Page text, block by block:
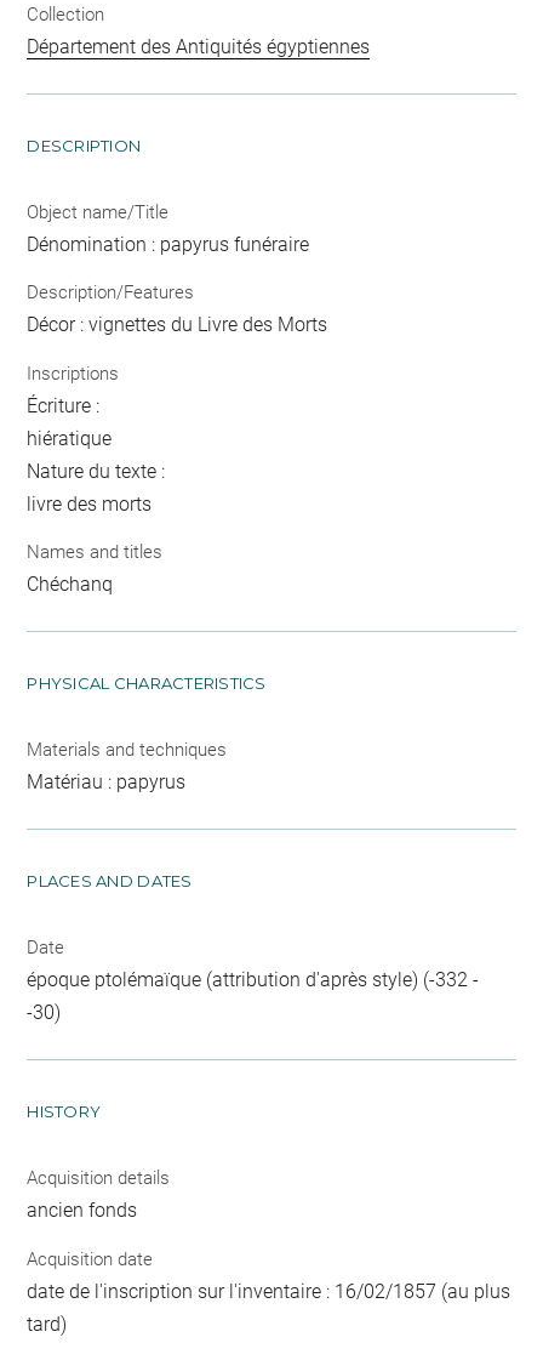
Collection
Département des Antiquités égyptiennes
DESCRIPTION
Object name/Title
Dénomination : papyrus funéraire
Description/Features
Décor : vignettes du Livre des Morts
Inscriptions
Écriture :
hiératique
Nature du texte :
livre des morts
Names and titles
Chéchanq
PHYSICAL CHARACTERISTICS
Materials and techniques
Matériau : papyrus
PLACES AND DATES
Date
époque ptolémaïque (attribution d'après style) (-332 -
-30)
HISTORY
Acquisition details
ancien fonds
Acquisition date
date de l'inscription sur l'inventaire : 16/02/1857 (au plus
tard)